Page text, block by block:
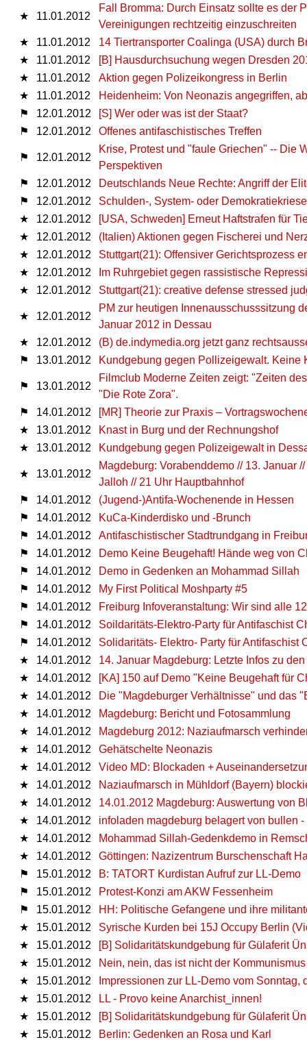
★ 11.01.2012
Fall Bromma: Durch Einsatz sollte es der
Vereinigungen rechtzeitig einzuschreiten
★
11.01.2012
14 Tiertransporter Coalinga (USA) durch
★
11.01.2012
[B] Hausdurchsuchung wegen Dresden
★
11.01.2012
Aktion gegen Polizeikongress in Berlin
★
11.01.2012
Heidenheim: Von Neonazis angegriffen,
⚑
12.01.2012
[S] Wer oder was ist der Staat?
⚑
12.01.2012 Offenes antifaschistisches Treffen
⚑ 12.01.2012
Krise, Protest und "faule Griechen" -- Die
Perspektiven
⚑
12.01.2012
Deutschlands Neue Rechte: Angriff der
⚑
12.01.2012
Schulden-, System- oder
★
12.01.2012
[USA, Schweden] Erneut Haftstrafen für
★
12.01.2012
(Italien) Aktionen gegen Fischerei und
★
12.01.2012
Stuttgart(21): Offensiver Gerichtsprozess
★
12.01.2012
Im Ruhrgebiet gegen rassistische
★
12.01.2012 Stuttgart(21): creative defense stressed
★ 12.01.2012
PM zur heutigen Innenausschusssitzung
Januar 2012 in Dessau
★
12.01.2012
(B) de.indymedia.org jetzt ganz
⚑
13.01.2012 Kundgebung gegen Pollizeigewalt. Keine
⚑ 13.01.2012
Filmclub Moderne Zeiten zeigt: "Zeiten
"Die Rote Zora".
⚑
14.01.2012
[MR] Theorie zur Praxis –
★
13.01.2012
Knast in Burg und der Rechnungshof
★
13.01.2012 Kundgebung gegen Polizeigewalt in
★ 13.01.2012
Magdeburg: Vorabenddemo // 13. Januar
Jalloh // 21 Uhr Hauptbahnhof
⚑
14.01.2012
(Jugend-)Antifa-Wochenende in Hessen
⚑
14.01.2012
KuCa-Kinderdisko und -Brunch
⚑
14.01.2012
Antifaschistischer Stadtrundgang in
⚑
14.01.2012
Demo Keine Beugehaft! Hände weg von
⚑
14.01.2012
Demo in Gedenken an Mohammad Sillah
⚑
14.01.2012
My First Political Moshparty #5
⚑
14.01.2012
Freiburg Infoveranstaltung: Wir sind alle
⚑
14.01.2012
Soildaritäts-Elektro-Party für Antifaschist
⚑
14.01.2012
Solidaritäts- Elektro- Party für Antifaschist
★
14.01.2012
14. Januar Magdeburg: Letzte Infos zu
★
14.01.2012
[KA] 150 auf Demo "Keine Beugehaft für
★
14.01.2012
Die "Magdeburger Verhältnisse" und das
★
14.01.2012
Magdeburg: Bericht und Fotosammlung
★
14.01.2012
Magdeburg 2012: Naziaufmarsch
★
14.01.2012
Gehätschelte Neonazis
★
14.01.2012
Video MD: Blockaden +
★
14.01.2012
Naziaufmarsch in Mühldorf (Bayern)
★
14.01.2012
14.01.2012 Magdeburg: Auswertung von
★
14.01.2012
infoladen magdeburg belagert von bullen
★
14.01.2012
Mohammad Sillah-Gedenkdemo in
★
14.01.2012
Göttingen: Nazizentrum Burschenschaft
⚑
15.01.2012
B: TATORT Kurdistan Aufruf zur LL-Demo
⚑
15.01.2012
Protest-Konzi am AKW Fessenheim
⚑
15.01.2012
HH: Politische Gefangene und ihre
★
15.01.2012
Syrische Kurden bei 15J Occupy Berlin
★
15.01.2012
[B] Solidaritätskundgebung für Gülaferit
★
15.01.2012
Nein, nein, das ist nicht der Kommunismus
★
15.01.2012
Impressionen zur LL-Demo vom Sonntag,
★
15.01.2012
LL - Provo keine Anarchist_innen!
★
15.01.2012
[B] Solidaritätskundgebung für Gülaferit
★
15.01.2012 Berlin: Gedenken an Rosa und Karl